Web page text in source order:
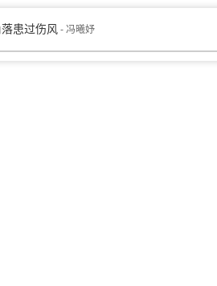
患过伤风 - 冯曦妤